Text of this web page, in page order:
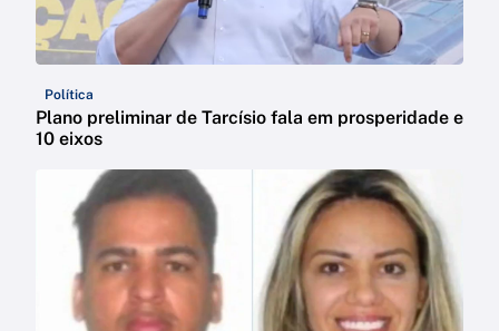
Política
Plano preliminar de Tarcísio fala em prosperidade e
10 eixos